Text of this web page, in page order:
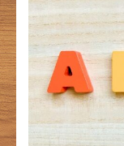
押
す)